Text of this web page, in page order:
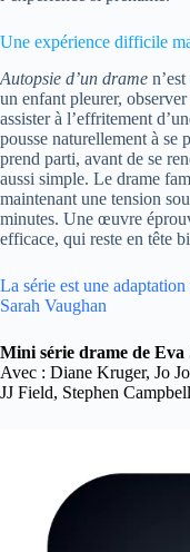
Une expérience difficile
Autopsie d’un drame
un enfant pleurer,
assister à l’effritement
pousse naturellement à se
prend parti, avant de se
aussi simple. Le drame
maintenant une tension
minutes. Une œuvre
efficace, qui reste en tête
La série est une
Sarah Vaughan
Mini série drame de
Avec : Diane Kruger, Jo
JJ Field, Stephen